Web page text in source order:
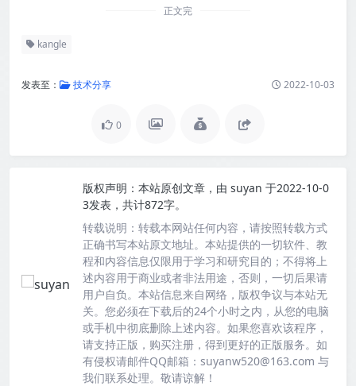
正文完
kangle
发表至： 技术分享 2022-10-03
0
版权声明： 本站原创文章，由 suyan 于2022-10-0
3发表，共计872字。
转载说明： 转载本网站任何内容，请按照转载方式
正确书写本站原文地址。本站提供的一切软件、教
程和内容信息仅限用于学习和研究目的；不得将上
述内容用于商业或者非法用途，否则，一切后果请
用户自负。本站信息来自网络，版权争议与本站无
关。您必须在下载后的24个小时之内，从您的电脑
或手机中彻底删除上述内容。如果您喜欢该程序，
请支持正版，购买注册，得到更好的正版服务。如
有侵权请邮件QQ邮箱：suyanw520@163.com 与
我们联系处理。敬请谅解！